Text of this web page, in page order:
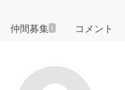
仲間募集 1 コメント